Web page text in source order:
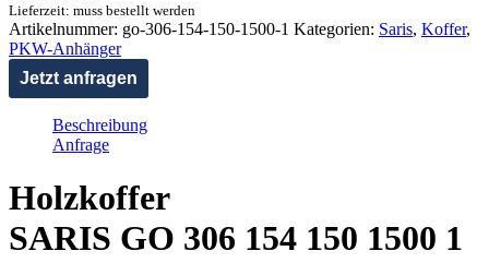
Lieferzeit: muss bestellt werden
Artikelnummer: go-306-154-150-1500-1 Kategorien: Saris, Koffer,
PKW-Anhänger
Jetzt anfragen
Beschreibung
Anfrage
Holzkoffer
SARIS GO 306 154 150 1500 1